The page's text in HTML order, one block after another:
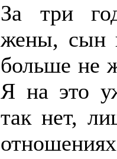
За три
жены, сын
больше не
Я на это
так нет,